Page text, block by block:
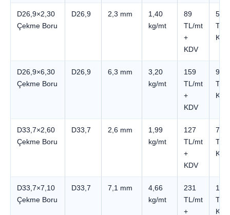
D26,9×2,30
Çekme Boru
D26,9 2,3 mm
1,40
kg/mt
89
TL/mt
+
KDV
533
TL +
KDV
D26,9×6,30
Çekme Boru
D26,9 6,3 mm
3,20
kg/mt
159
TL/mt
+
KDV
951
TL +
KDV
D33,7×2,60
Çekme Boru
D33,7 2,6 mm
1,99
kg/mt
127
TL/mt
+
KDV
762
TL +
KDV
D33,7×7,10
Çekme Boru
D33,7 7,1 mm
4,66
kg/mt
231
TL/mt
+
TL +
KDV